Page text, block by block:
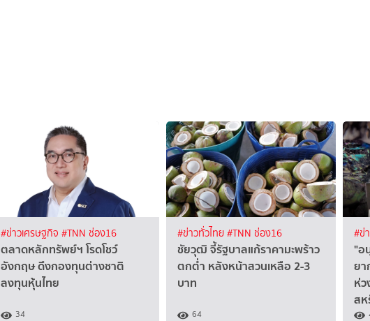
#ข่าวเศรษฐกิจ #TNN ช่อง16
ตลาดหลักทรัพย์ฯ โรดโชว์
อังกฤษ ดึงกองทุนต่างชาติ
ลงทุนหุ้นไทย
34
#ข่าวทั่วไทย#TNN ช่อง16
ชัยวุฒิ จี้รัฐบาลแก้ราคามะพร้าว
ตกต่ำ หลังหน้าสวนเหลือ 2-3
บาท
64
#ข่
"อ
ยา
ห่ว
ส